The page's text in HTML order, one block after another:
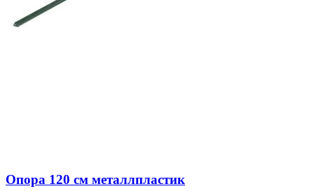
Опора 120 см металлпластик